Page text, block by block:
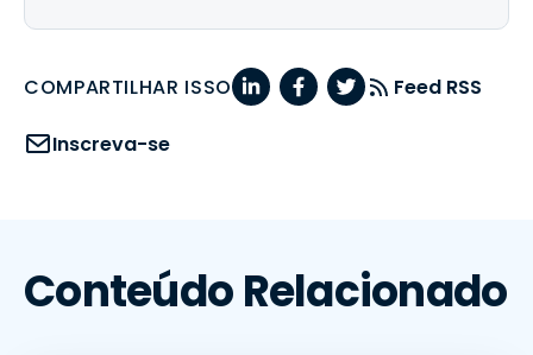
COMPARTILHAR ISSO Feed RSS
Inscreva-se
Conteúdo Relacionado